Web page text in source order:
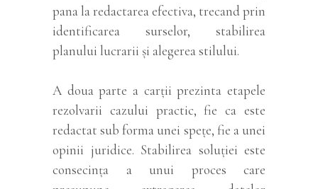
pana la redactarea efectiva, trecand prin
identificarea surselor, stabilirea
planului lucrarii și alegerea stilului.
A doua parte a carții prezinta etapele
rezolvarii cazului practic, fie ca este
redactat sub forma unei spețe, fie a unei
opinii juridice. Stabilirea soluției este
consecința a unui proces care